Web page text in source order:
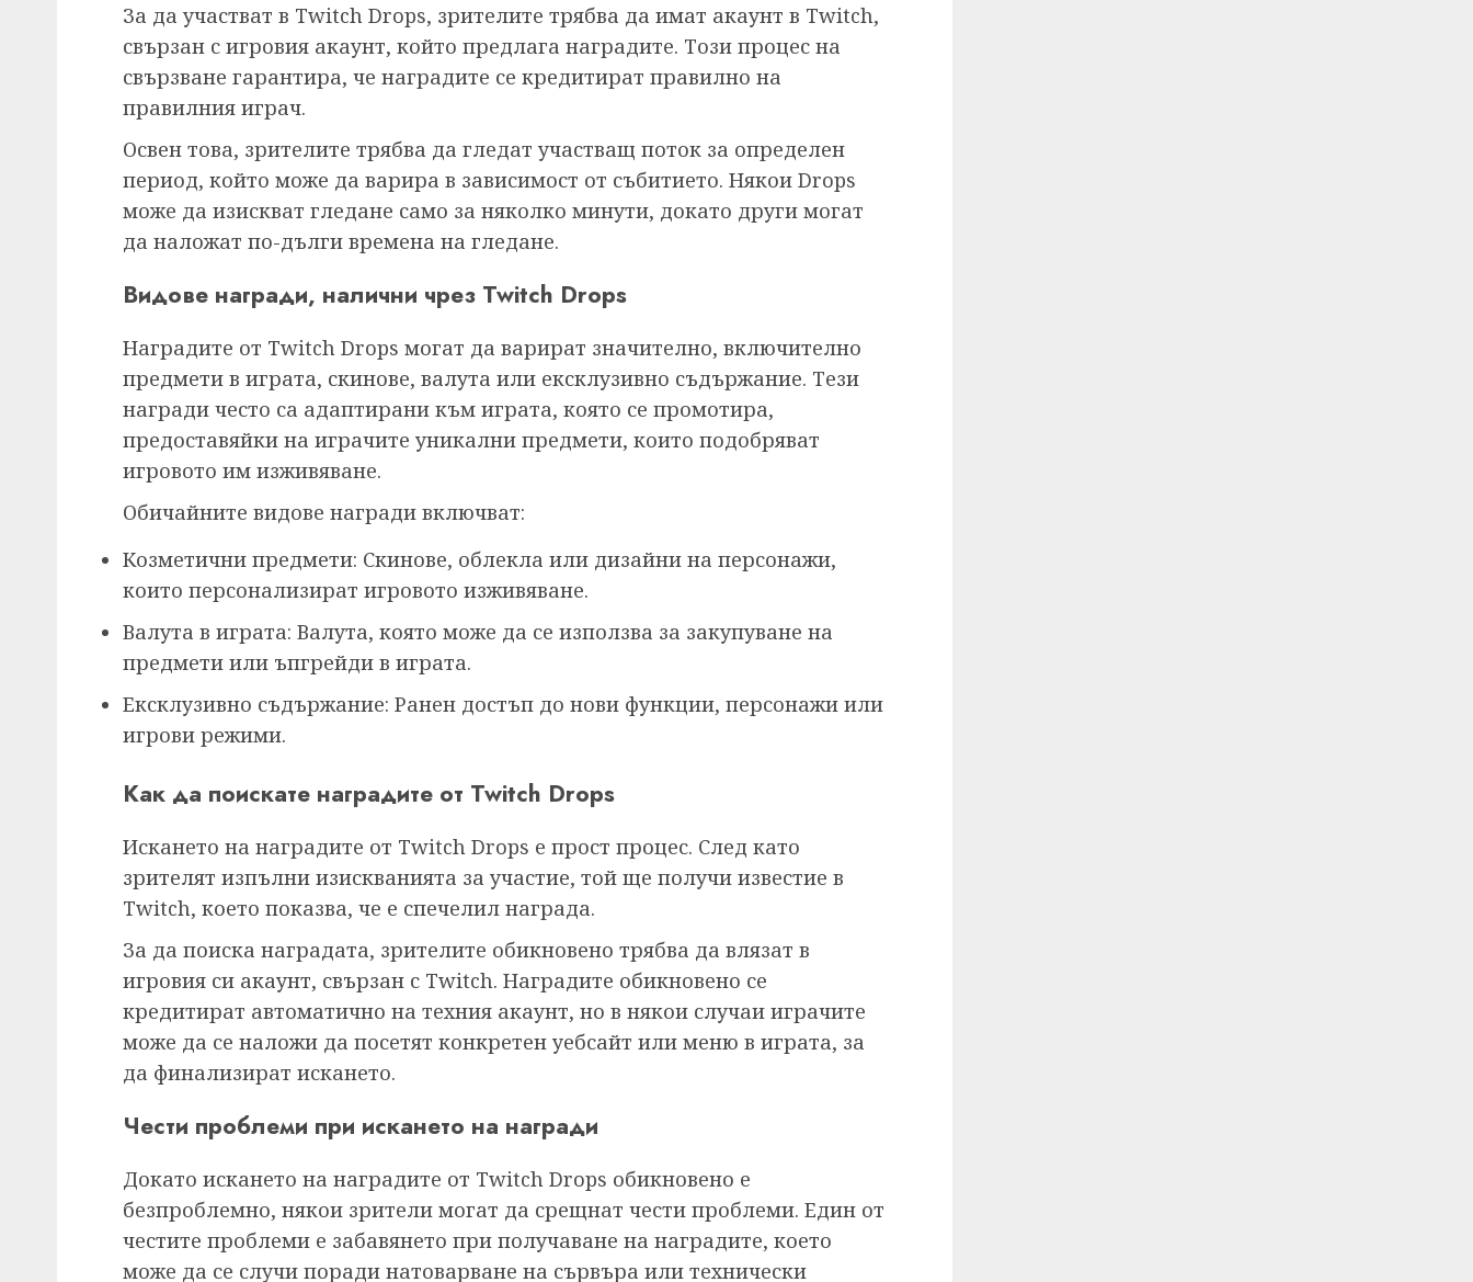
За да участват в Twitch Drops, зрителите трябва да имат акаунт в Twitch,
свързан с игровия акаунт, който предлага наградите. Този процес на
свързване гарантира, че наградите се кредитират правилно на
правилния играч.
Освен това, зрителите трябва да гледат участващ поток за определен
период, който може да варира в зависимост от събитието. Някои Drops
може да изискват гледане само за няколко минути, докато други могат
да наложат по-дълги времена на гледане.
Видове награди, налични чрез Twitch Drops
Наградите от Twitch Drops могат да варират значително, включително
предмети в играта, скинове, валута или ексклузивно съдържание. Тези
награди често са адаптирани към играта, която се промотира,
предоставяйки на играчите уникални предмети, които подобряват
игровото им изживяване.
Обичайните видове награди включват:
Козметични предмети: Скинове, облекла или дизайни на персонажи,
които персонализират игровото изживяване.
Валута в играта: Валута, която може да се използва за закупуване на
предмети или ъпгрейди в играта.
Ексклузивно съдържание: Ранен достъп до нови функции, персонажи или
игрови режими.
Как да поискате наградите от Twitch Drops
Искането на наградите от Twitch Drops е прост процес. След като
зрителят изпълни изискванията за участие, той ще получи известие в
Twitch, което показва, че е спечелил награда.
За да поиска наградата, зрителите обикновено трябва да влязат в
игровия си акаунт, свързан с Twitch. Наградите обикновено се
кредитират автоматично на техния акаунт, но в някои случаи играчите
може да се наложи да посетят конкретен уебсайт или меню в играта, за
да финализират искането.
Чести проблеми при искането на награди
Докато искането на наградите от Twitch Drops обикновено е
безпроблемно, някои зрители могат да срещнат чести проблеми. Един от
честите проблеми е забавянето при получаване на наградите, което
може да се случи поради натоварване на сървъра или технически